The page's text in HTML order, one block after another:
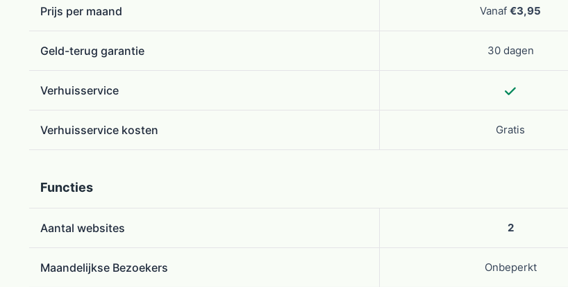
Prijs per maand Vanaf€3,95
Geld-terug garantie 30 dagen
Verhuisservice
Verhuisservice kosten Gratis
Functies
Aantal websites 2
Maandelijkse Bezoekers Onbeperkt